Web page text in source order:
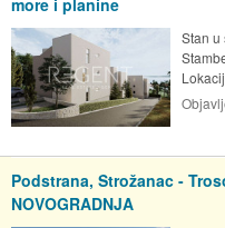
Stan u
Podstrana, Strožanac -
NOVOGRADNJA